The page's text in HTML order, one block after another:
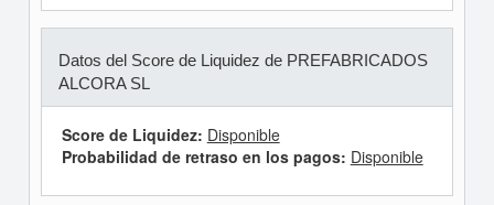
Datos del Score de Liquidez de PREFABRICADOS
ALCORA SL
Score de Liquidez: Disponible
Probabilidad de retraso en los pagos: Disponible